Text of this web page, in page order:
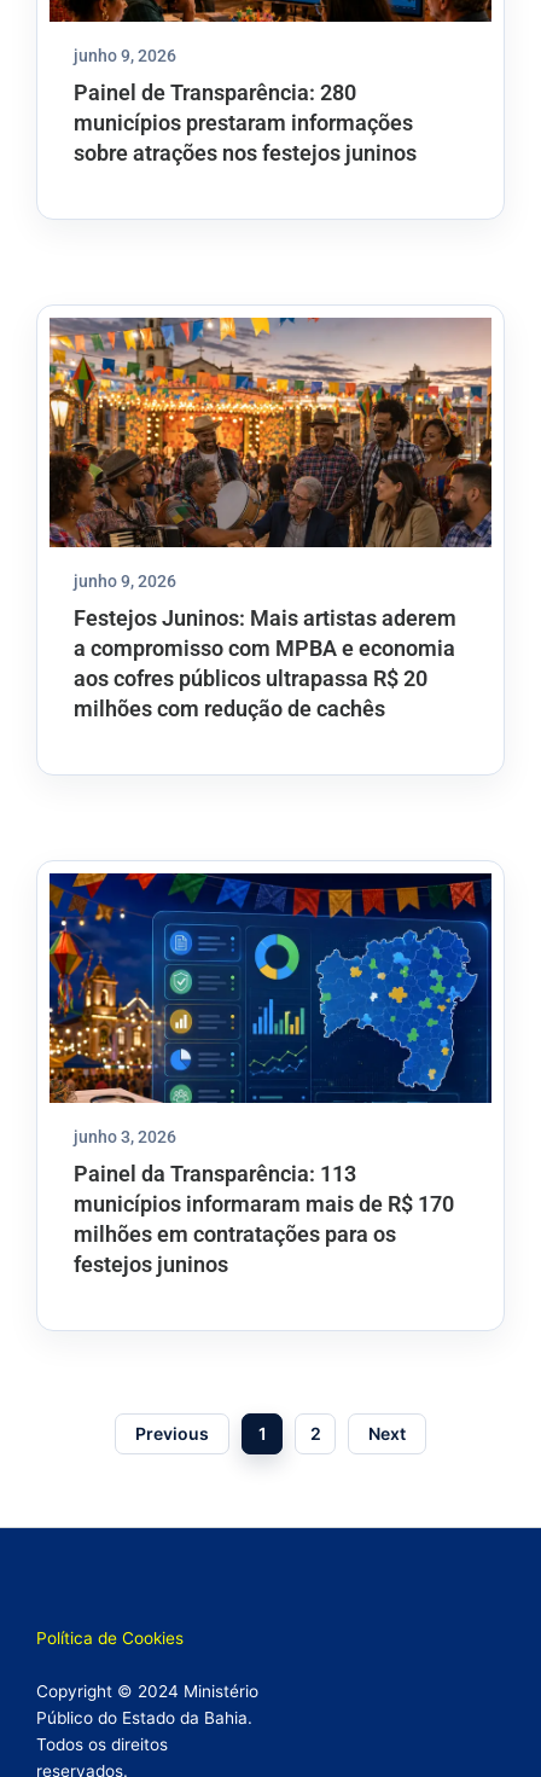
junho 9, 2026
Painel de Transparência: 280
municípios prestaram informações
sobre atrações nos festejos juninos
junho 9, 2026
Festejos Juninos: Mais artistas aderem
a compromisso com MPBA e economia
aos cofres públicos ultrapassa R$ 20
milhões com redução de cachês
junho 3, 2026
Painel da Transparência: 113
municípios informaram mais de R$ 170
milhões em contratações para os
festejos juninos
Previous 1 2 Next
Política de Cookies
Copyright © 2024 Ministério
Público do Estado da Bahia.
Todos os direitos
reservados.